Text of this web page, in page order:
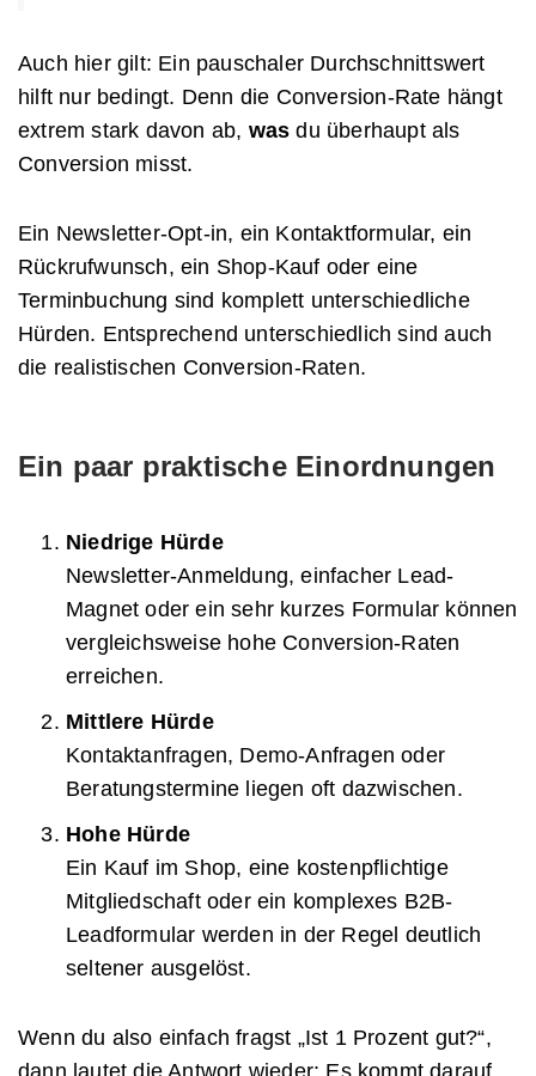
Auch hier gilt: Ein pauschaler Durchschnittswert
hilft nur bedingt. Denn die Conversion-Rate hängt
extrem stark davon ab, was du überhaupt als
Conversion misst.
Ein Newsletter-Opt-in, ein Kontaktformular, ein
Rückrufwunsch, ein Shop-Kauf oder eine
Terminbuchung sind komplett unterschiedliche
Hürden. Entsprechend unterschiedlich sind auch
die realistischen Conversion-Raten.
Ein paar praktische Einordnungen
Niedrige Hürde
Newsletter-Anmeldung, einfacher Lead-
Magnet oder ein sehr kurzes Formular können
vergleichsweise hohe Conversion-Raten
erreichen.
Mittlere Hürde
Kontaktanfragen, Demo-Anfragen oder
Beratungstermine liegen oft dazwischen.
Hohe Hürde
Ein Kauf im Shop, eine kostenpflichtige
Mitgliedschaft oder ein komplexes B2B-
Leadformular werden in der Regel deutlich
seltener ausgelöst.
Wenn du also einfach fragst „Ist 1 Prozent gut?“,